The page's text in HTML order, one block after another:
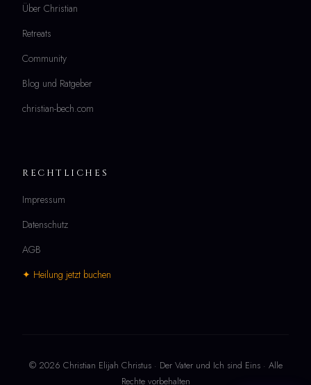
Über Christian
Retreats
Community
Blog und Ratgeber
christian-bech.com
RECHTLICHES
Impressum
Datenschutz
AGB
✦ Heilung jetzt buchen
© 2026 Christian Elijah Christus · Der Vater und Ich sind Eins · Alle
Rechte vorbehalten